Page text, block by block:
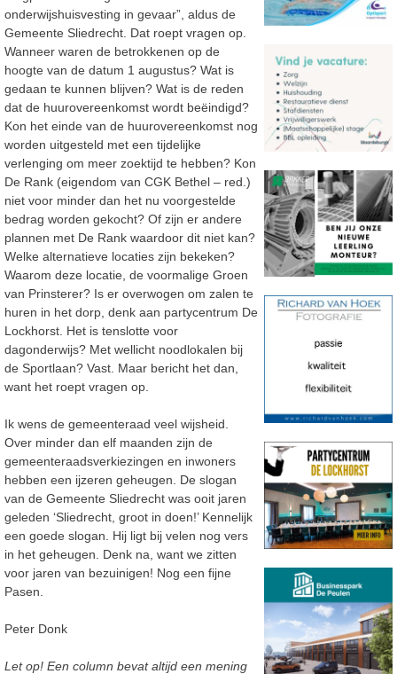
onderwijshuisvesting in gevaar”, aldus de
Gemeente Sliedrecht. Dat roept vragen op.
Wanneer waren de betrokkenen op de
hoogte van de datum 1 augustus? Wat is
gedaan te kunnen blijven? Wat is de reden
dat de huurovereenkomst wordt beëindigd?
Kon het einde van de huurovereenkomst nog
worden uitgesteld met een tijdelijke
verlenging om meer zoektijd te hebben? Kon
De Rank (eigendom van CGK Bethel – red.)
niet voor minder dan het nu voorgestelde
bedrag worden gekocht? Of zijn er andere
plannen met De Rank waardoor dit niet kan?
Welke alternatieve locaties zijn bekeken?
Waarom deze locatie, de voormalige Groen
van Prinsterer? Is er overwogen om zalen te
huren in het dorp, denk aan partycentrum De
Lockhorst. Het is tenslotte voor
dagonderwijs? Met wellicht noodlokalen bij
de Sportlaan? Vast. Maar bericht het dan,
want het roept vragen op.
Ik wens de gemeenteraad veel wijsheid.
Over minder dan elf maanden zijn de
gemeenteraadsverkiezingen en inwoners
hebben een ijzeren geheugen. De slogan
van de Gemeente Sliedrecht was ooit jaren
geleden ‘Sliedrecht, groot in doen!’ Kennelijk
een goede slogan. Hij ligt bij velen nog vers
in het geheugen. Denk na, want we zitten
voor jaren van bezuinigen! Nog een fijne
Pasen.
Peter Donk
Let op! Een column bevat altijd een mening